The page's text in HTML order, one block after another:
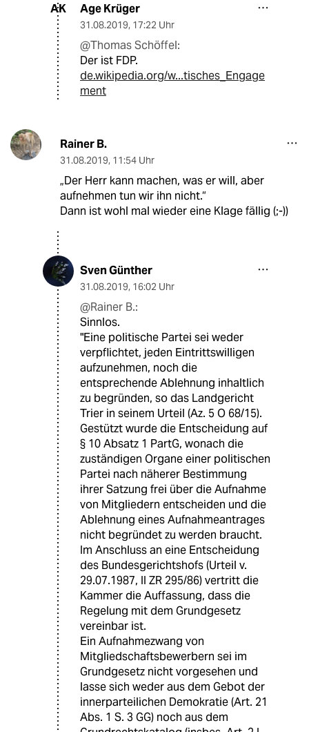
AK Age Krüger
31.08.2019, 17:22 Uhr
@Thomas Schöffel:
Der ist FDP.
de.wikipedia.org/w...tisches_Engage
ment
Rainer B.
31.08.2019, 11:54 Uhr
„Der Herr kann machen, was er will, aber
aufnehmen tun wir ihn nicht.“
Dann ist wohl mal wieder eine Klage fällig (;-))
Sven Günther
31.08.2019, 16:02 Uhr
@Rainer B.:
Sinnlos.
"Eine politische Partei sei weder
verpflichtet, jeden Eintrittswilligen
aufzunehmen, noch die
entsprechende Ablehnung inhaltlich
zu begründen, so das Landgericht
Trier in seinem Urteil (Az. 5 O 68/15).
Gestützt wurde die Entscheidung auf
§ 10 Absatz 1 PartG, wonach die
zuständigen Organe einer politischen
Partei nach näherer Bestimmung
ihrer Satzung frei über die Aufnahme
von Mitgliedern entscheiden und die
Ablehnung eines Aufnahmeantrages
nicht begründet zu werden braucht.
Im Anschluss an eine Entscheidung
des Bundesgerichtshofs (Urteil v.
29.07.1987, II ZR 295/86) vertritt die
Kammer die Auffassung, dass die
Regelung mit dem Grundgesetz
vereinbar ist.
Ein Aufnahmezwang von
Mitgliedschaftsbewerbern sei im
Grundgesetz nicht vorgesehen und
lasse sich weder aus dem Gebot der
innerparteilichen Demokratie (Art. 21
Abs. 1 S. 3 GG) noch aus dem